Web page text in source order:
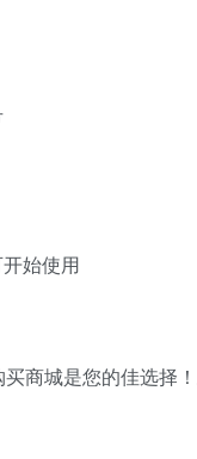
始使用
商城是您的佳选择！